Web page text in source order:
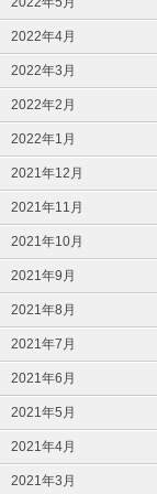
2022年4月
2022年3月
2022年2月
2022年1月
2021年12月
2021年11月
2021年10月
2021年9月
2021年8月
2021年7月
2021年6月
2021年5月
2021年4月
2021年3月